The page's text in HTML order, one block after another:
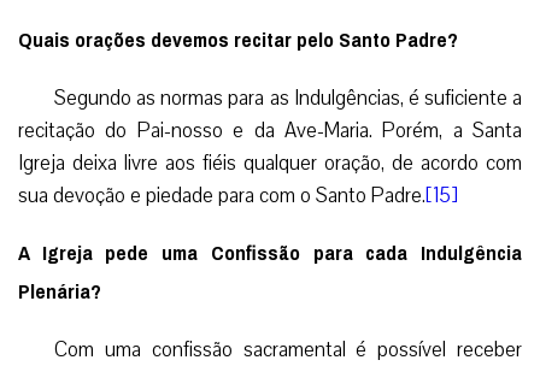
Quais orações devemos recitar pelo Santo Padre?
Segundo as normas para as Indulgências, é suficiente a
recitação do Pai-nosso e da Ave-Maria. Porém, a Santa
Igreja deixa livre aos fiéis qualquer oração, de acordo com
sua devoção e piedade para com o Santo Padre.[15]
A Igreja pede uma Confissão para cada Indulgência
Plenária?
Com uma confissão sacramental é possível receber